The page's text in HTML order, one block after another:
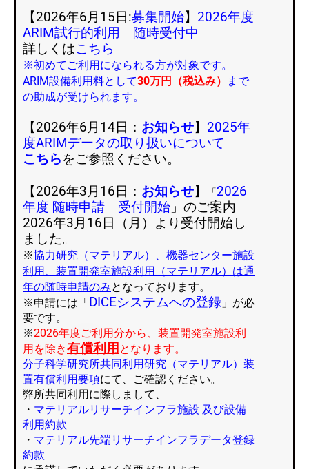
【2026年6月15日:募集開始】 2026年度
ARIM試行的利用
随時受付中
詳しくはこちら
※初めてご利用になられる方が対象です。
ARIM設備利用料として30万円（税込み）
まで
の助成が受けられます。
【2026年6月14日： お知らせ】 2025年
度ARIMデータの取り扱いについて
こちらをご参照ください。
【2026年3月16日： お知らせ】 「2026
年度 随時申請 受付開始 」のご案内
2026年3月16日（月）より受付開始し
ました。
※協力研究（マテリアル）、機器センター施設
利用、装置開発室施設利用（マテリアル）は通
年の随時申請のみとなっております。
※申請には「 DICEシステムへの登録 」が必
要です。
※2026年度ご利用分から、装置開発室施設利
用を除き有償利用 となります。
分子科学研究所共同利用研究（マテリアル）装
置有償利用要項にて、ご確認ください。
弊所共同利用に際しまして、
・ マテリアルリサーチインフラ施設 及び設備
利用約款
・ マテリアル先端リサーチインフラデータ登録
約款